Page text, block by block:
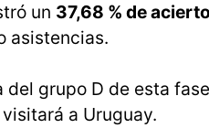
un 37,68 % de
asistencias.
del grupo D de esta
a Uruguay.